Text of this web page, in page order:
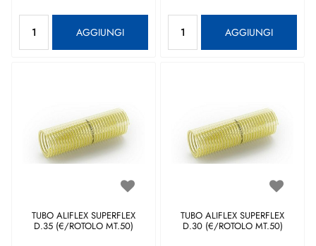
AGGIUNGI AGGIUNGI
TUBO ALIFLEX SUPERFLEX
D.35 (€/ROTOLO MT.50)
TUBO ALIFLEX SUPERFLEX
D.30 (€/ROTOLO MT.50)